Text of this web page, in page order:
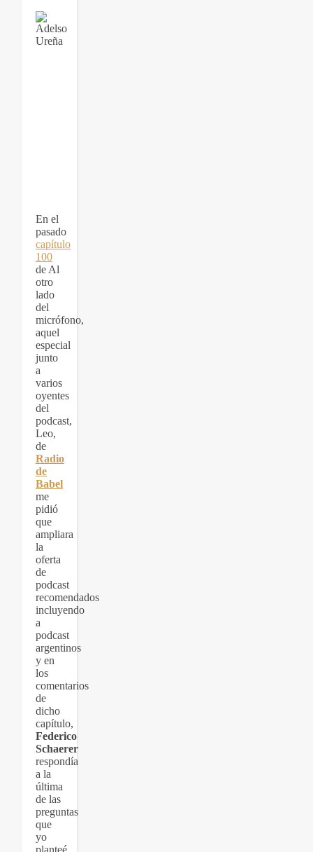
En el
pasado
capítulo
100
de Al
otro
lado
del
micrófono,
aquel
especial
junto
a
varios
oyentes
del
podcast,
Leo,
de
Radio
de
Babel
me
pidió
que
ampliara
la
oferta
de
podcast
recomendados
incluyendo
a
podcast
argentinos
y en
los
comentarios
de
dicho
capítulo,
Federico
Schaerer
respondía
a la
última
de las
preguntas
que
yo
planteé